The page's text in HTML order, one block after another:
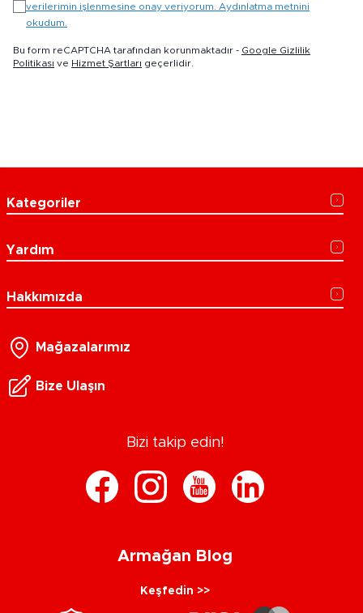
verilerimin işlenmesine onay veriyorum. Aydınlatma metnini
okudum.
Bu form reCAPTCHA tarafından korunmaktadır - Google Gizlilik
Politikası ve Hizmet Şartları geçerlidir.
Kategoriler
Yardım
Hakkımızda
Mağazalarımız
Bize Ulaşın
Bizi takip edin!
Armağan Blog
Keşfedin >>